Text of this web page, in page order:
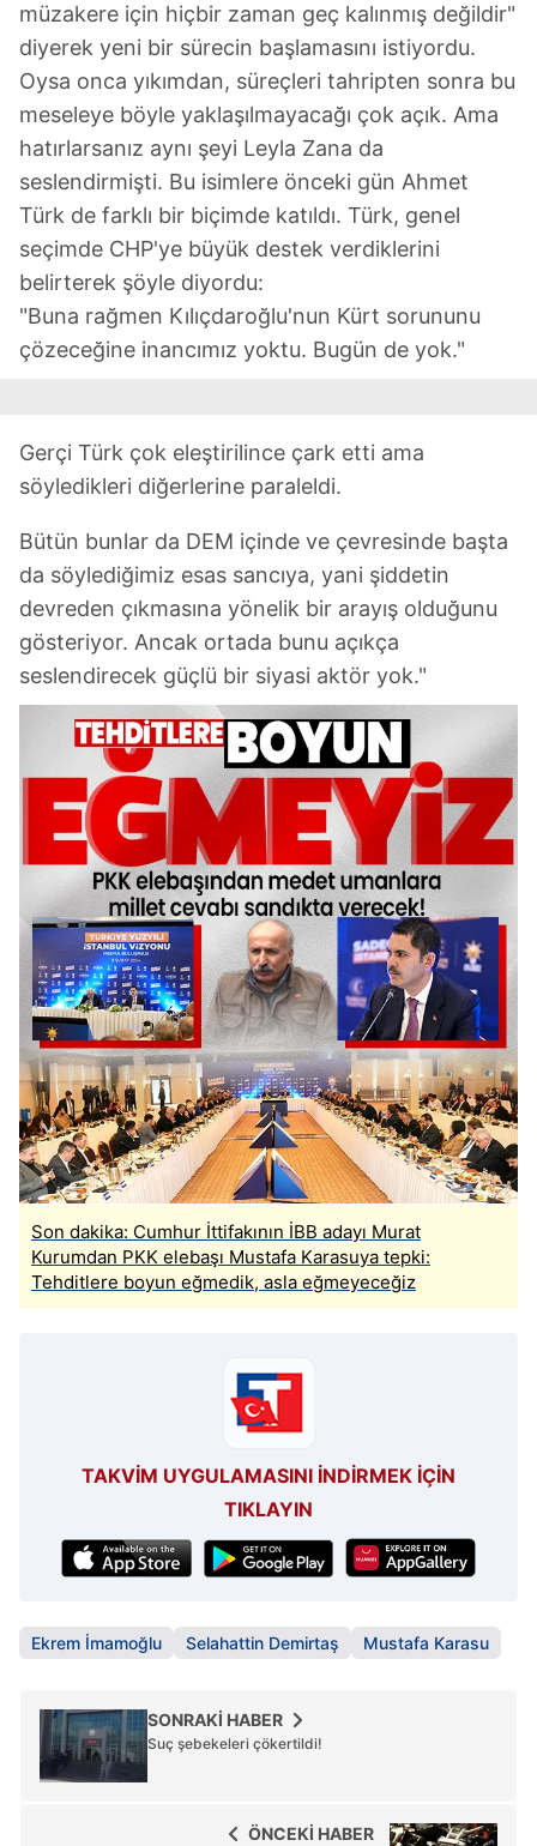
müzakere için hiçbir zaman geç kalınmış değildir"
diyerek yeni bir sürecin başlamasını istiyordu.
Oysa onca yıkımdan, süreçleri tahripten sonra bu
meseleye böyle yaklaşılmayacağı çok açık. Ama
hatırlarsanız aynı şeyi Leyla Zana da
seslendirmişti. Bu isimlere önceki gün Ahmet
Türk de farklı bir biçimde katıldı. Türk, genel
seçimde CHP'ye büyük destek verdiklerini
belirterek şöyle diyordu:
"Buna rağmen Kılıçdaroğlu'nun Kürt sorununu
çözeceğine inancımız yoktu. Bugün de yok."
Gerçi Türk çok eleştirilince çark etti ama
söyledikleri diğerlerine paraleldi.
Bütün bunlar da DEM içinde ve çevresinde başta
da söylediğimiz esas sancıya, yani şiddetin
devreden çıkmasına yönelik bir arayış olduğunu
gösteriyor. Ancak ortada bunu açıkça
seslendirecek güçlü bir siyasi aktör yok."
Son dakika: Cumhur İttifakının İBB adayı Murat
Kurumdan PKK elebaşı Mustafa Karasuya tepki:
Tehditlere boyun eğmedik, asla eğmeyeceğiz
TAKVİM UYGULAMASINI İNDİRMEK İÇİN
TIKLAYIN
Ekrem İmamoğlu Selahattin Demirtaş Mustafa Karasu
SONRAKİ HABER
Suç şebekeleri çökertildi!
ÖNCEKİ HABER